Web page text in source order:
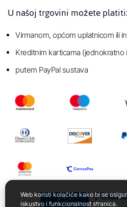
U našoj trgovini možete platiti:
Virmanom, općom uplatnicom ili
Kreditnim karticama (jednokratno
putem PayPal sustava
Web koristi kolačiće kako bi se
iskustvo i funkcionalnost stranica.